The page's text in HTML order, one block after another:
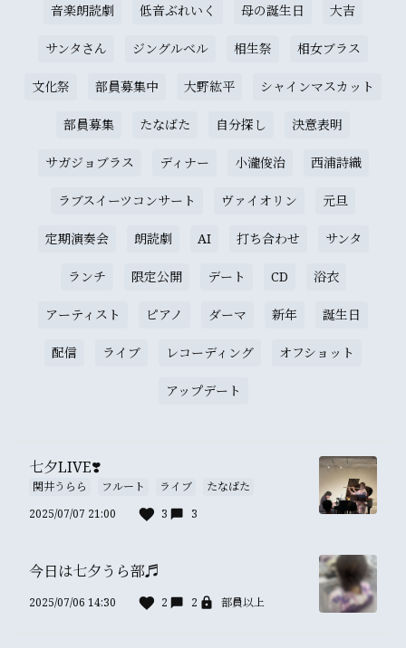
音楽朗読劇 低音ぶれいく 母の誕生日 大吉
サンタさん ジングルベル 相生祭 相女ブラス
文化祭 部員募集中 大野紘平 シャインマスカット
部員募集 たなばた 自分探し 決意表明
サガジョブラス ディナー 小瀧俊治 西浦詩織
ラブスイーツコンサート ヴァイオリン 元旦
定期演奏会 朗読劇 AI 打ち合わせ サンタ
ランチ 限定公開 デート CD 浴衣
アーティスト ピアノ ダーマ 新年 誕生日
配信 ライブ レコーディング オフショット
アップデート
七夕LIVE❣️
関井うらら フルート ライブ
たなばた
2025/07/07 21:00
3 3
今日は七夕うら部♬
2025/07/06 14:30 2 2 部員以上